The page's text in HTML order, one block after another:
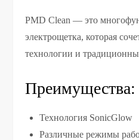
PMD Clean — это
электрощетка, которая
технологии и
Преимущества:
Технология SonicGlow
Различные режимы